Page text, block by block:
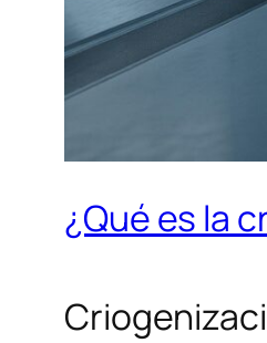
¿Qué es la